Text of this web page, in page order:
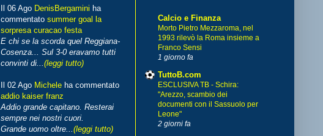
Il 06 Ago DenisBergamini ha
commentato summer goal la
sorpresa curacao festa
E chi se la scorda quel Reggiana-
Cosenza... Sul 3-0 eravamo tutti
convinti di... (leggi tutto)
Il 02 Ago Michele ha commentato
addio kaiser franz
Addio grande capitano. Resterai
sempre nei nostri cuori.
Grande uomo oltre... (leggi tutto)
Calcio e Finanza
Morto Pietro Mezzaroma, nel
1993 rilevò la Roma insieme a
Franco Sensi
1 giorno fa
TuttoB.com
ESCLUSIVA TB - Schira:
"Arezzo, scambio dei
documenti con il Sassuolo per
Leone"
2 giorni fa